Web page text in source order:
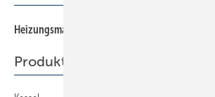
Heizungsmarkt auf Talfahrt
Produkte